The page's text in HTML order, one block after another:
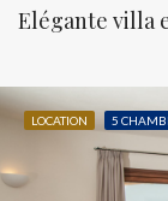
LOCATION 5